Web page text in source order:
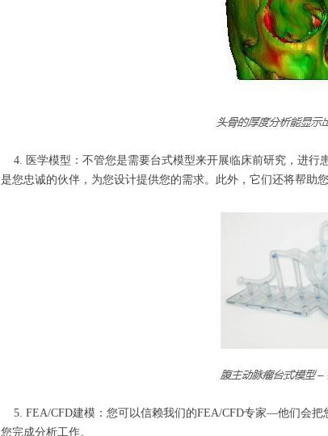
4. 医学模型：不管您是需要台式模型来开展临床前研究，进行
是您忠诚的伙伴，为您设计提供您的需求。此外，它们还将帮
5. FEA/CFD建模：您可以信赖我们的FEA/CFD专家—他们会把
您完成分析工作。